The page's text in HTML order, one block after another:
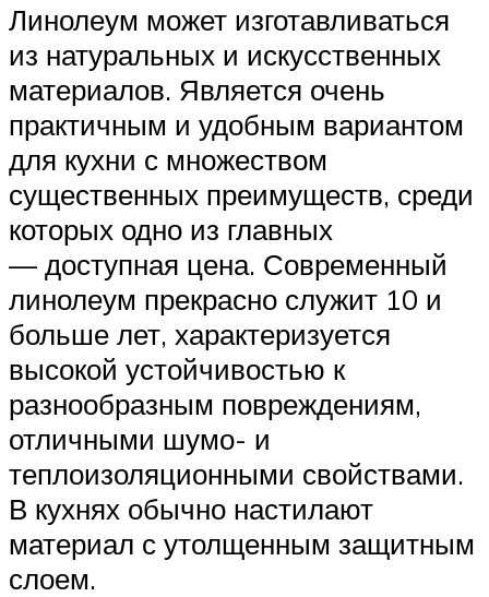
Линолеум может изготавливаться
из натуральных и искусственных
материалов. Является очень
практичным и удобным вариантом
для кухни с множеством
существенных преимуществ, среди
которых одно из главных
— доступная цена. Современный
линолеум прекрасно служит 10 и
больше лет, характеризуется
высокой устойчивостью к
разнообразным повреждениям,
отличными шумо- и
теплоизоляционными свойствами.
В кухнях обычно настилают
материал с утолщенным защитным
слоем.